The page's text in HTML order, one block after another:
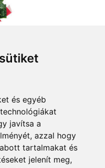
és egyéb
javítsa a
azzal hogy
tartalmakat és
jelenít meg,
tól
módok